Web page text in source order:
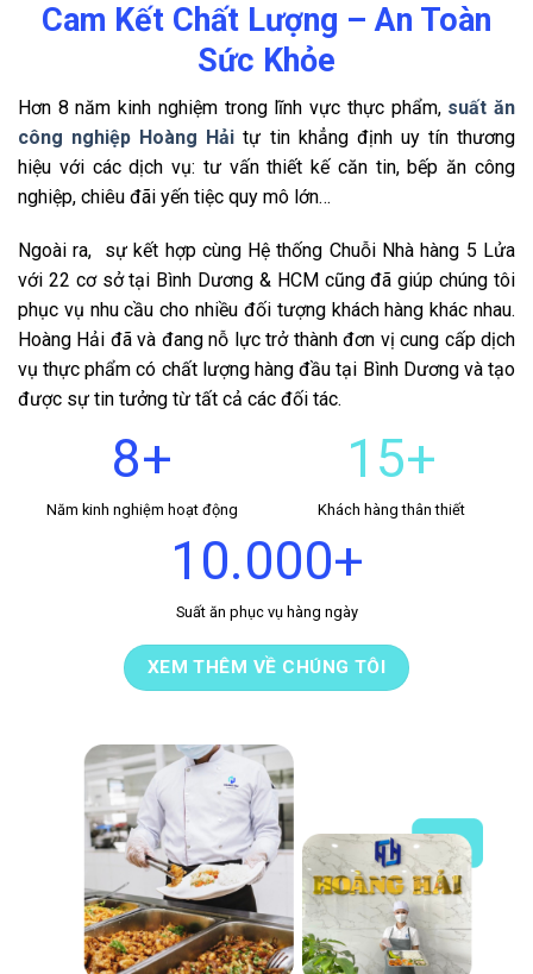
Cam Kết Chất Lượng – An Toàn
Sức Khỏe
Hơn 8 năm kinh nghiệm trong lĩnh vực thực phẩm, suất ăn
công nghiệp Hoàng Hải tự tin khẳng định uy tín thương
hiệu với các dịch vụ: tư vấn thiết kế căn tin, bếp ăn công
nghiệp, chiêu đãi yến tiệc quy mô lớn…
Ngoài ra, sự kết hợp cùng Hệ thống Chuỗi Nhà hàng 5 Lửa
với 22 cơ sở tại Bình Dương & HCM cũng đã giúp chúng tôi
phục vụ nhu cầu cho nhiều đối tượng khách hàng khác nhau.
Hoàng Hải đã và đang nỗ lực trở thànhđơn vị cung cấp dịch
vụ thực phẩm có chất lượng hàng đầu tại Bình Dương và tạo
được sự tin tưởng từ tất cả các đối tác.
8+
Năm kinh nghiệm hoạt động
15+
Khách hàng thân thiết
10.000+
Suất ăn phục vụ hàng ngày
XEM THÊM VỀ CHÚNG TÔI